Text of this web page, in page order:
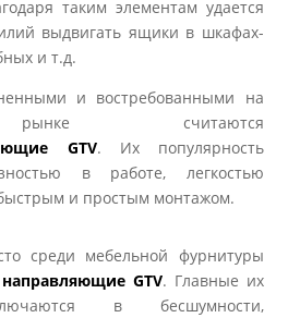
таким элементам удается
выдвигать ящики в шкафах-
и т.д.
и востребованными на
считаются
GTV. Их популярность
в работе, легкостью
и простым монтажом.
среди мебельной фурнитуры
направляющие GTV. Главные их
в бесшумности,